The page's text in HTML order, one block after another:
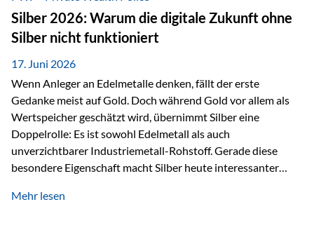
Herangehensweise einen entscheidenden Mehrwert bieten.
Was zeichnet aktive Fonds aus? Aktive Fonds verfolgen das
Ziel, nicht nur einen Markt abzubilden, sondern gezielt
Anlageentscheidungen zu treffen. Fondsmanager
analysieren Unternehmen,…
Silber 2026: Warum die digitale Zukunft ohne
Silber nicht funktioniert
17. Juni 2026
Wenn Anleger an Edelmetalle denken, fällt der erste
Gedanke meist auf Gold. Doch während Gold vor allem als
Wertspeicher geschätzt wird, übernimmt Silber eine
Doppelrolle: Es ist sowohl Edelmetall als auch
unverzichtbarer Industriemetall-Rohstoff. Gerade diese
besondere Eigenschaft macht Silber heute interessanter
elektrischer – und genau dort spielt Silber eine
Mehr lesen